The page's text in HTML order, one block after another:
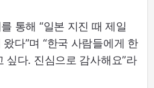
통해 “일본 지진 때 제일
다”며 “한국 사람들에게 한
싶다. 진심으로 감사해요”라